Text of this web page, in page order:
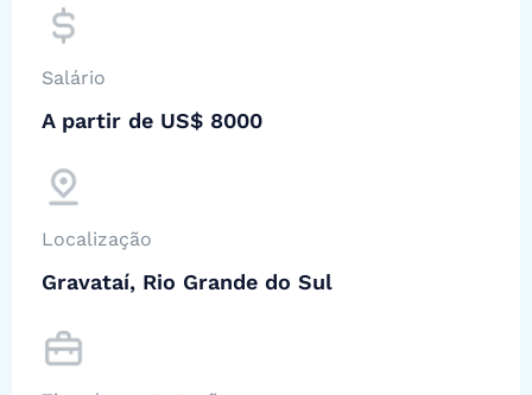
Salário
A partir de US$ 8000
Localização
Gravataí, Rio Grande do Sul